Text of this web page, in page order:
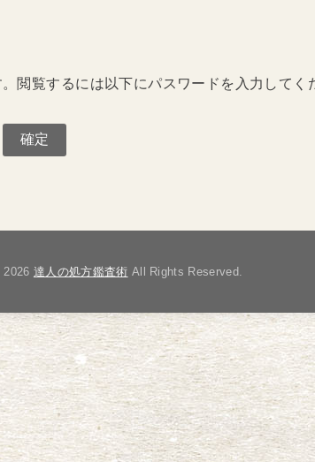
閲覧するには以下にパスワードを入力してく
達人の処方鑑査術 All Rights Reserved.